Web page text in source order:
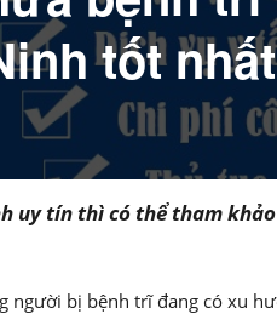
tốt nhất
uy tín thì có thể tham
bị bệnh trĩ đang có xu